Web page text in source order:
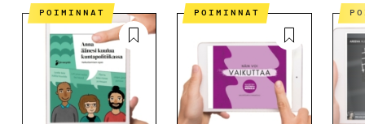
POIMINNAT POIMINNAT